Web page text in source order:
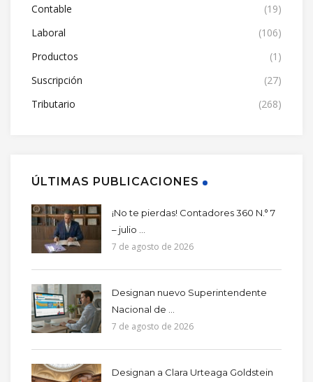
Contable
(19)
Laboral
(106)
Productos
(1)
Suscripción
(27)
Tributario
(268)
ÚLTIMAS PUBLICACIONES
¡No te pierdas! Contadores 360 N.° 7
– julio ...
7 de agosto de 2026
Designan nuevo Superintendente
Nacional de ...
7 de agosto de 2026
Designan a Clara Urteaga Goldstein